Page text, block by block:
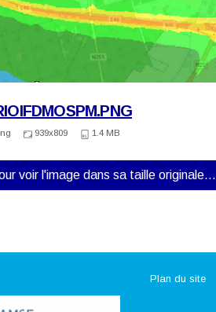
939x809 1.4 MB
voir l'image dans sa taille originale…
Plan du site